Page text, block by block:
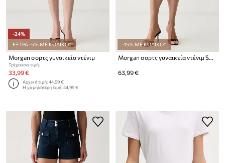
-24%
ΕΞΤΡΑ -5% ΜΕ ΚΩΔΙΚΟ*
Morgan σορτς γυναικεία ντένιμ
Τρέχουσα τιμή:
33,99 €
Αρχική τιμή:44,99 €
Η χαμηλότερη τιμή:44,99 €
-15% ΜΕ ΚΩΔΙΚΟ*
Morgan σορτς γυναικεία ντένιμ SHIRAC
63,99 €